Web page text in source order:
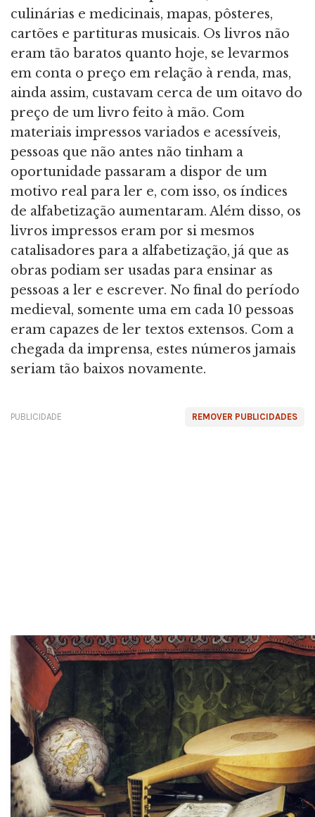
culinárias e medicinais, mapas, pôsteres,
cartões e partituras musicais. Os livros não
eram tão baratos quanto hoje, se levarmos
em conta o preço em relação à renda, mas,
ainda assim, custavam cerca de um oitavo do
preço de um livro feito à mão. Com
materiais impressos variados e acessíveis,
pessoas que não antes não tinham a
oportunidade passaram a dispor de um
motivo real para ler e, com isso, os índices
de alfabetização aumentaram. Além disso, os
livros impressos eram por si mesmos
catalisadores para a alfabetização, já que as
obras podiam ser usadas para ensinar as
pessoas a ler e escrever. No final do período
medieval, somente uma em cada 10 pessoas
eram capazes de ler textos extensos. Com a
chegada da imprensa, estes números jamais
seriam tão baixos novamente.
REMOVER PUBLICIDADES
PUBLICIDADE